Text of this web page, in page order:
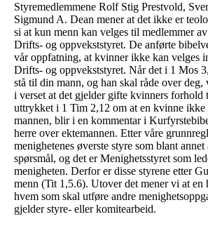
Styremedlemmene Rolf Stig Prestvold,
Sigmund A. Dean mener at det ikke er
si at kun menn kan velges til medlemmer
Drifts- og oppvekststyret. De anførte
vår oppfatning, at kvinner ikke kan velges
Drifts- og oppvekststyret. Når det i 1 Mos
stå til din mann, og han skal råde over deg,
i verset at det gjelder gifte kvinners forhold
uttrykket i 1 Tim 2,12 om at en kvinne
mannen, blir i en kommentar i
herre over ektemannen. Etter våre
menighetenes øverste styre som blant
spørsmål, og det er Menighetsstyret som
menigheten. Derfor er disse styrene etter
menn (Tit 1,5.6). Utover det mener vi at en
hvem som skal utføre andre
gjelder styre- eller komitearbeid.